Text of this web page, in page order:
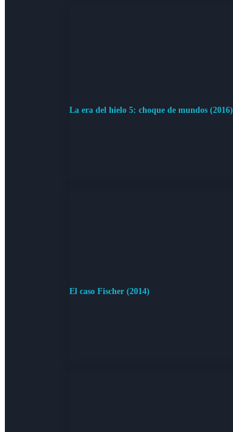
La era del hielo 5: choque de mundos (2016)
El caso Fischer (2014)